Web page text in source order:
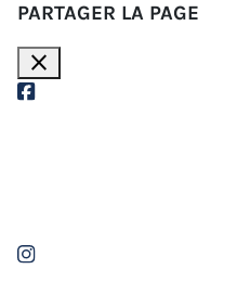
PARTAGER LA PAGE
close